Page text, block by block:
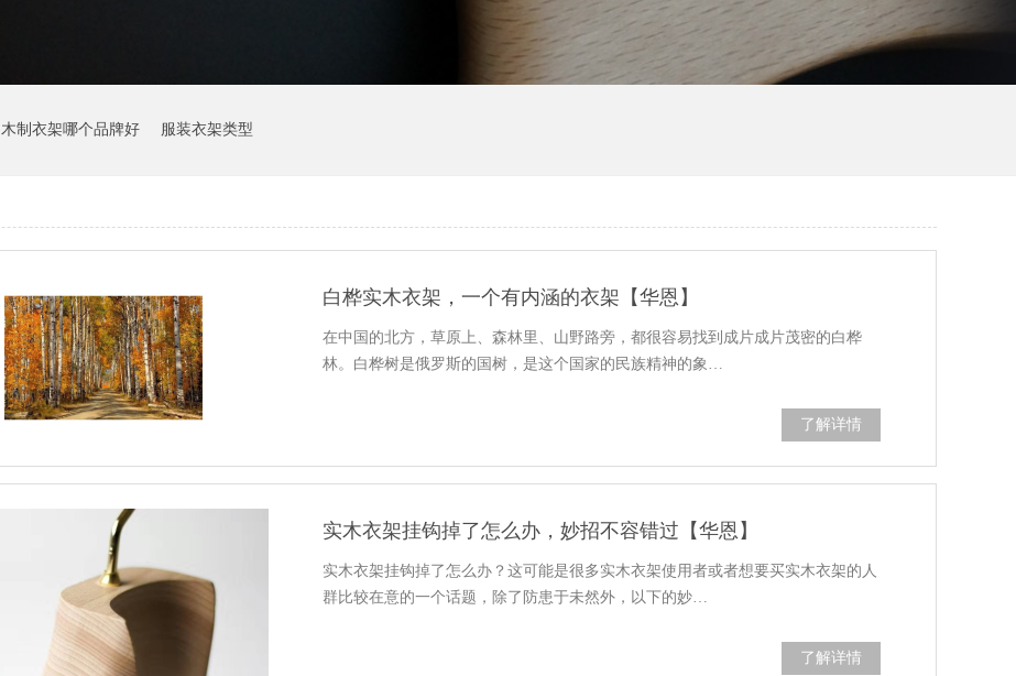
木制衣架哪个品牌好 服装衣架类型
白桦实木衣架，一个有内涵的衣架【华恩】
在中国的北方，草原上、森林里、山野路旁，都很容易找到成片成片茂密的白桦
林。白桦树是俄罗斯的国树，是这个国家的民族精神的象…
了解详情
实木衣架挂钩掉了怎么办，妙招不容错过【华恩】
实木衣架挂钩掉了怎么办？这可能是很多实木衣架使用者或者想要买实木衣架的人
群比较在意的一个话题，除了防患于未然外，以下的妙…
了解详情